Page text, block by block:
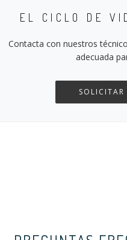
EL CICLO DE
Contacta con nuestros
adecuada